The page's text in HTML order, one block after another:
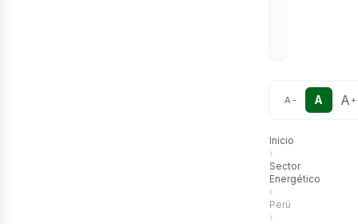
A − A A +
Inicio
›
Sector
Energético
›
Perú
›